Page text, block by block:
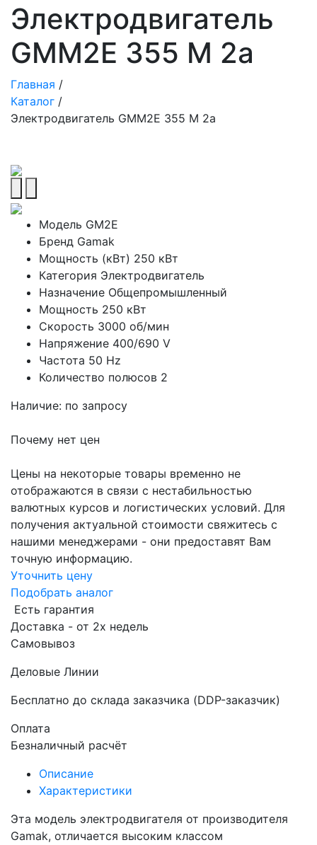
Электродвигатель
GMM2E 355 M 2a
Главная /
Каталог /
Электродвигатель GMM2E 355 M 2a
Модель GM2E
Бренд Gamak
Мощность (кВт) 250 кВт
Категория Электродвигатель
Назначение Общепромышленный
Мощность 250 кВт
Скорость 3000 об/мин
Напряжение 400/690 V
Частота 50 Hz
Количество полюсов 2
Наличие: по запросу
Почему нет цен
Цены на некоторые товары временно не
отображаются в связи с нестабильностью
валютных курсов и логистических условий. Для
получения актуальной стоимости свяжитесь с
нашими менеджерами - они предоставят Вам
точную информацию.
Уточнить цену
Подобрать аналог
Есть гарантия
Доставка - от 2х недель
Самовывоз
Деловые Линии
Бесплатно до склада заказчика (DDP-заказчик)
Оплата
Безналичный расчёт
Описание
Характеристики
Эта модель электродвигателя от производителя
Gamak, отличается высоким классом